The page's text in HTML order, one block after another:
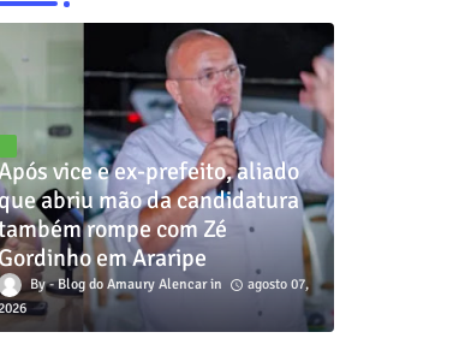
vice e ex-prefeito, aliado
abriu mão da candidatura
rompe com Zé
em Araripe
Blog do Amaury Alencar
agosto 07,